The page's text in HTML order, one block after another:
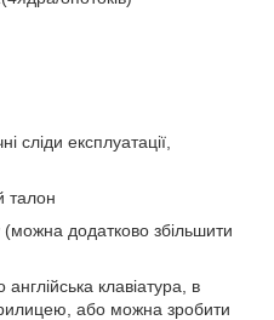
сліди експлуатації,
талон
(можна додатково збільшити
клавіатура, в
або можна зробити